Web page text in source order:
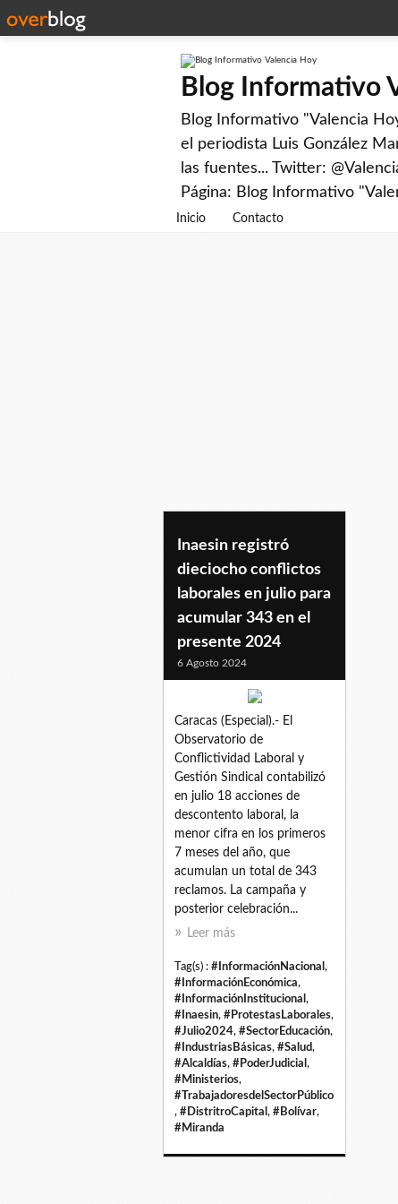
Blog Informativo
Blog Informativo "Valencia
el periodista Luis González
las fuentes... Twitter:
Página: Blog Informativo
Inicio Contacto
ministerios
Inaesin registró
dieciocho conflictos
laborales en julio para
acumular 343 en el
presente 2024
6 Agosto 2024
Caracas (Especial).- El
Observatorio de
Conflictividad Laboral y
Gestión Sindical contabilizó
en julio 18 acciones de
descontento laboral, la
menor cifra en los primeros
7 meses del año, que
acumulan un total de 343
reclamos. La campaña y
posterior celebración...
Leer más
Tag(s) : #InformaciónNacional ,
#InformaciónEconómica,
#InformaciónInstitucional ,
#Inaesin, #ProtestasLaborales,
#Julio2024, #SectorEducación,
#IndustriasBásicas, #Salud,
#Alcaldías, #PoderJudicial ,
#Ministerios,
#TrabajadoresdelSectorPúblico
, #DistritroCapital , #Bolívar,
#Miranda